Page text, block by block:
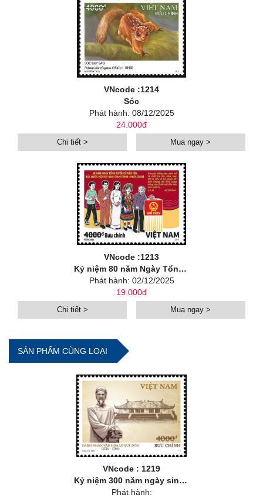
VNcode :1214
Sóc
Phát hành: 08/12/2025
24.000đ
Chi tiết > Mua ngay >
VNcode :1213
Kỷ niệm 80 năm Ngày Tổng tuyển cử đầu tiên bầu Quốc hội Việt Nam (1946-2026)
Phát hành: 02/12/2025
19.000đ
Chi tiết > Mua ngay >
SẢN PHẨM CÙNG LOẠI
VNcode : 1219
Kỷ niệm 300 năm ngày sinh danh nhân văn hoá Lê Quý Đôn (1726-2026)
Phát hành: